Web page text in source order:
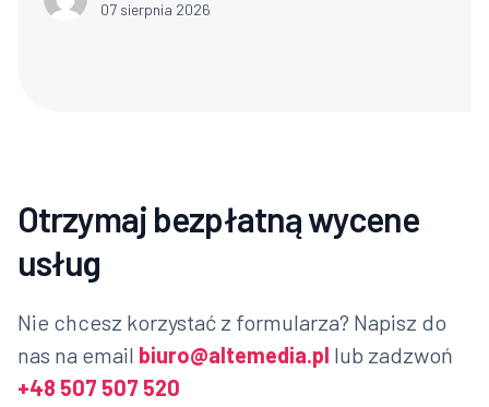
07 sierpnia 2026
Otrzymaj bezpłatną wycene
usług
Nie chcesz korzystać z formularza? Napisz do
nas na email biuro@altemedia.pl lub zadzwoń
+48 507 507 520